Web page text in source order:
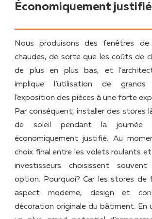
Économiquement justifié
Nous produisons des fenêtres
chaudes, de sorte que les coûts de
de plus en plus bas, et
implique l’utilisation de
l’exposition des pièces à une forte
Par conséquent, installer des stores
de soleil pendant la journée
économiquement justifié. Au
choix final entre les volets roulants
investisseurs choisissent
option. Pourquoi? Car les stores de
aspect moderne, design et
décoration originale du bâtiment. En